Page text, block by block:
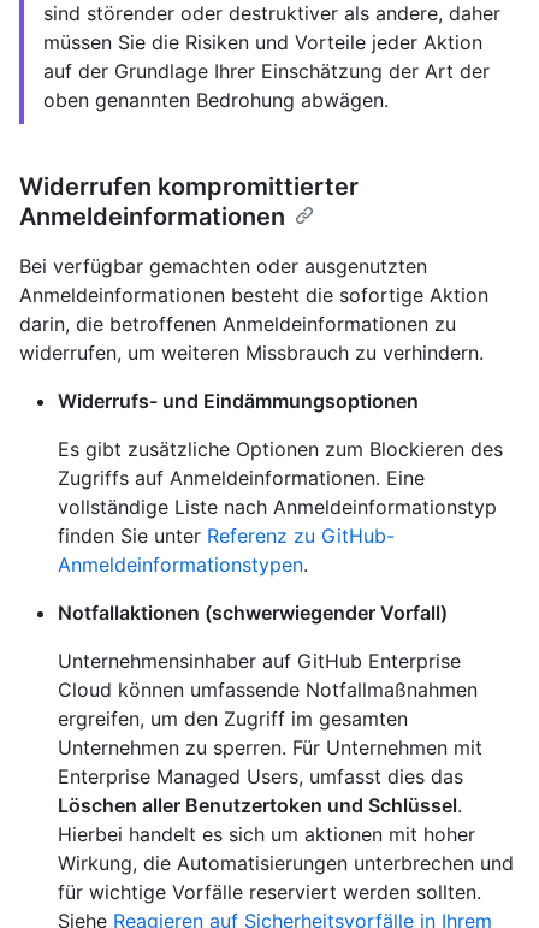
sind störender oder destruktiver als andere, daher
müssen Sie die Risiken und Vorteile jeder Aktion
auf der Grundlage Ihrer Einschätzung der Art der
oben genannten Bedrohung abwägen.
Widerrufen kompromittierter
Anmeldeinformationen
Bei verfügbar gemachten oder ausgenutzten
Anmeldeinformationen besteht die sofortige Aktion
darin, die betroffenen Anmeldeinformationen zu
widerrufen, um weiteren Missbrauch zu verhindern.
Widerrufs- und Eindämmungsoptionen
Es gibt zusätzliche Optionen zum Blockieren des
Zugriffs auf Anmeldeinformationen. Eine
vollständige Liste nach Anmeldeinformationstyp
finden Sie unter Referenz zu GitHub-
Anmeldeinformationstypen.
Notfallaktionen (schwerwiegender Vorfall)
Unternehmensinhaber auf GitHub Enterprise
Cloud können umfassende Notfallmaßnahmen
ergreifen, um den Zugriff im gesamten
Unternehmen zu sperren. Für Unternehmen mit
Enterprise Managed Users, umfasst dies das
Löschen aller Benutzertoken und Schlüssel.
Hierbei handelt es sich um aktionen mit hoher
Wirkung, die Automatisierungen unterbrechen und
für wichtige Vorfälle reserviert werden sollten.
Siehe Reagieren auf Sicherheitsvorfälle in Ihrem